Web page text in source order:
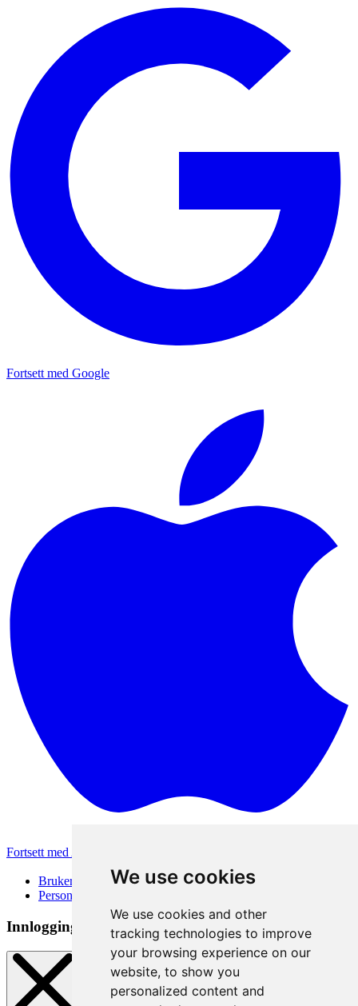
We use cookies
We use cookies and other
tracking technologies to improve
your browsing experience on our
website, to show you
personalized content and
Fortsett med Google
Fortsett med Apple
Brukervilkår
Personvernerklæring
Innloggingsmetode